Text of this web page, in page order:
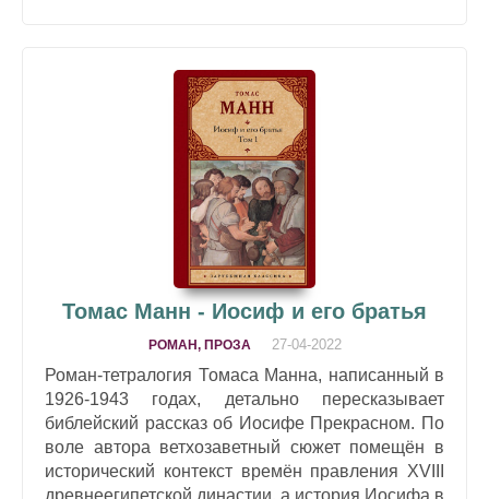
Томас Манн - Иосиф и его братья
РОМАН, ПРОЗА 27-04-2022
Роман-тетралогия Томаса Манна, написанный в
1926-1943 годах, детально пересказывает
библейский рассказ об Иосифе Прекрасном. По
воле автора ветхозаветный сюжет помещён в
исторический контекст времён правления XVIII
древнеегипетской династии, а история Иосифа в